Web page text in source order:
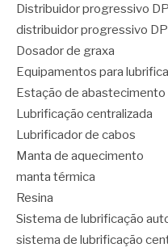
Distribuidor progressivo
distribuidor progressivo
Dosador de graxa
Equipamentos para
Estação de abastecimento
Lubrificação centralizada
Lubrificador de cabos
Manta de aquecimento
manta térmica
Resina
Sistema de lubrificação
sistema de lubrificação